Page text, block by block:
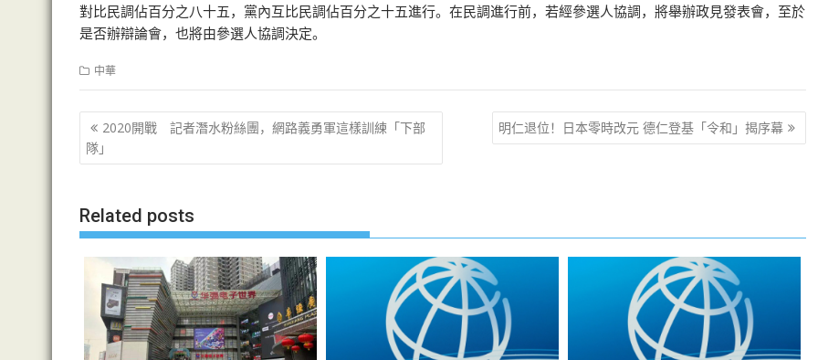
對比民調佔百分之八十五，黨內互比民調佔百分之十五進行。在民調進行前，若經參選人協調，將舉辦政見發表會，至於
是否辦辯論會，也將由參選人協調決定。
中華
文
章
2020開戰 記者潛水粉絲團，網路義勇軍這樣訓練「下部
隊」
明仁退位！日本零時改元 德仁登基「令和」揭序幕
Related posts